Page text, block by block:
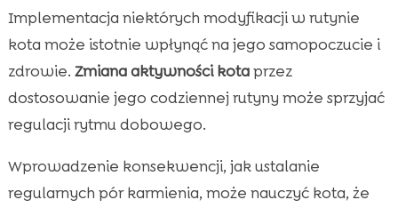
Implementacja niektórych modyfikacji w rutynie
kota może istotnie wpłynąć na jego samopoczucie i
zdrowie. Zmiana aktywności kotaprzez
dostosowanie jego codziennej rutyny może sprzyjać
regulacji rytmu dobowego.
Wprowadzenie konsekwencji, jak ustalanie
regularnych pór karmienia, może nauczyć kota, że